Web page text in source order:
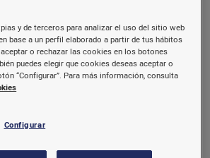
Comprar
y de terceros para analizar el uso del sitio web
base a un perfil elaborado a partir de tus hábitos
o rechazar las cookies en los botones
puedes elegir que cookies deseas aceptar o
“Configurar”. Para más información, consulta
Configurar